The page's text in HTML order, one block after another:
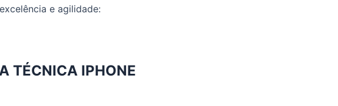
e agilidade:
TÉCNICA IPHONE